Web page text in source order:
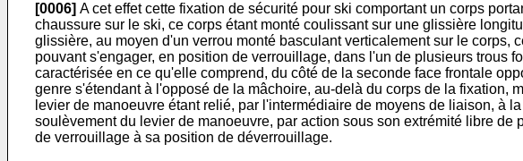
[0006] A cet effet cette fixation de sécurité pour ski comportant un corps
chaussure sur le ski, ce corps étant monté coulissant sur une glissière
glissière, au moyen d'un verrou monté basculant verticalement sur le
pouvant s'engager, en position de verrouillage, dans l'un de plusieurs
caractérisée en ce qu'elle comprend, du côté de la seconde face frontale
genre s'étendant à l'opposé de la mâchoire, au-delà du corps de la fixation,
levier de manoeuvre étant relié, par l'intermédiaire de moyens de liaison, à
soulèvement du levier de manoeuvre, par action sous son extrémité libre
de verrouillage à sa position de déverrouillage.